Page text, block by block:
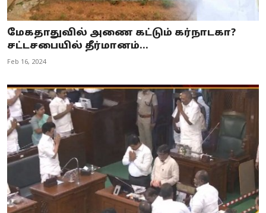
மேகதாதுவில் அணை கட்டும் கர்நாடகா?
சட்டசபையில் தீர்மானம்...
Feb 16, 2024